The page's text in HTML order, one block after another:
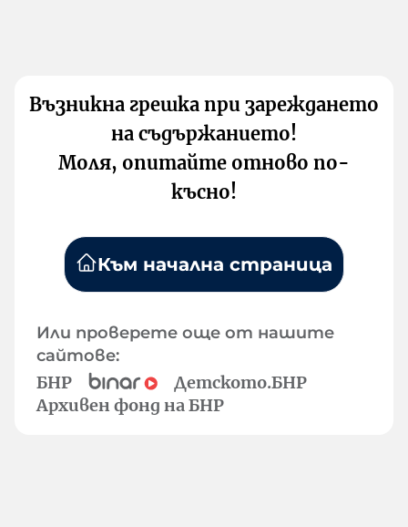
Възникна грешка при зареждането
на съдържанието!
Моля, опитайте отново по-
късно!
Към начална страница
Или проверете още от нашите
сайтове:
БНР
Детското.БНР
Архивен фонд на БНР